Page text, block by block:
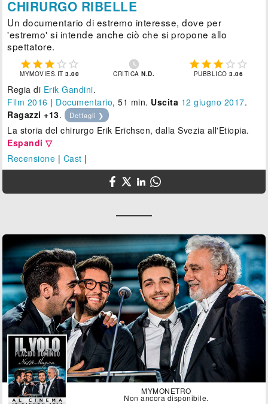
CHIRURGO RIBELLE
Un documentario di estremo interesse, dove per
'estremo' si intende anche ciò che si propone allo
spettatore.
    
MYMOVIES.IT3.00

CRITICAN.D.
    
PUBBLICO3.06
Regia di Erik Gandini.
Film 2016 | Documentario, 51 min. Uscita 12 giugno 2017.
Ragazzi +13. Dettagli ❯
La storia del chirurgo Erik Erichsen, dalla Svezia all'Etiopia.
Espandi ▽
Recensione | Cast |
MYMONETRO
Non ancora disponibile.